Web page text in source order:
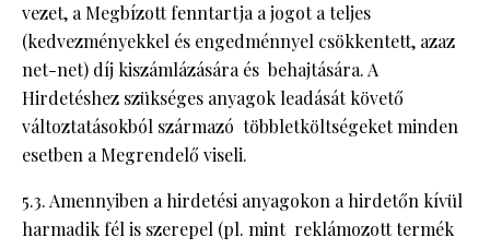
vezet, a Megbízott fenntartja a jogot a teljes
(kedvezményekkel és engedménnyel csökkentett, azaz
net-net) díj kiszámlázására és behajtására. A
Hirdetéshez szükséges anyagok leadását követő
változtatásokból származó többletköltségeket minden
esetben a Megrendelő viseli.
5.3. Amennyiben a hirdetési anyagokon a hirdetőn kívül
harmadik fél is szerepel (pl. mint reklámozott termék